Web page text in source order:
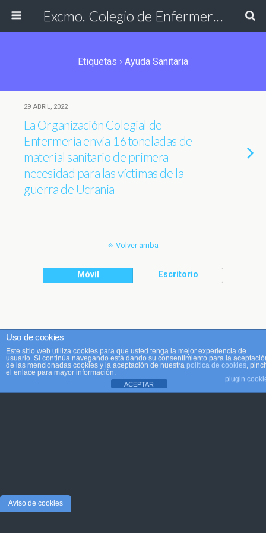
Excmo. Colegio de Enfermería de Cádiz
Etiquetas › Ayuda Sanitaria
29 ABRIL, 2022
La Organización Colegial de
Enfermería envía 16 toneladas de
material sanitario de primera
necesidad para las víctimas de la
guerra de Ucrania
Volver arriba
Móvil Escritorio
Uso de cookies
Este sitio web utiliza cookies para que usted tenga la mejor experiencia de
usuario. Si continúa navegando está dando su consentimiento para la
de las mencionadas cookies y la aceptación de nuestra política de cookies,
el enlace para mayor información.
plugin
ACEPTAR
Aviso de cookies